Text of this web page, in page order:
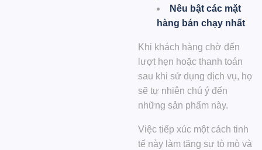
Nêu bật các mặt
hàng bán chạy nhất
Khi khách hàng chờ đến
lượt hẹn hoặc thanh toán
sau khi sử dụng dịch vụ, họ
sẽ tự nhiên chú ý đến
những sản phẩm này.
Việc tiếp xúc một cách tinh
tế này làm tăng sự tò mò và